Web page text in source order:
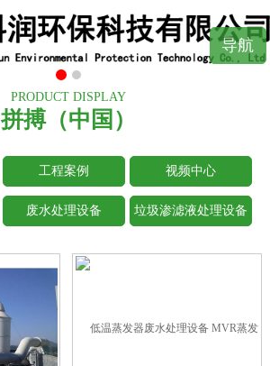
导航
PRODUCT DISPLAY
拼搏（中国）
工程案例 视频中心
废水处理设备 垃圾渗滤液处理设备